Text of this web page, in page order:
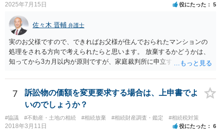
2025年7月15日 役にたった 5
佐々木 晋輔 弁護士
実のお父様ですので、できればお父様が住んでおられたマンションの
処理をされる方向で考えられたらと思います。 放棄するかどうかは、
知ってから3カ月以内が原則ですが、家庭裁判所に申立すれば3カ月の
放棄するかどうか決めることができます。 銀行やサラ金が数年も放置
することはありませんので、数年後に借金が発見される可能性はほぼ
ありません。 なお、私が扱った相続放棄を検討していた案件で、期間
伸長して調査したところ、サラ金に対する過払金など相当な財産が見
つかったため相続したという事例がありました。
7
訴訟物の価額を変更要求する場合は、上申書でよ
いのでしょうか？
#協議 #不動産・土地の相続 #相続放棄 #相続財産調査・鑑定 #相続税対策
2018年3月11日 役にたった 6